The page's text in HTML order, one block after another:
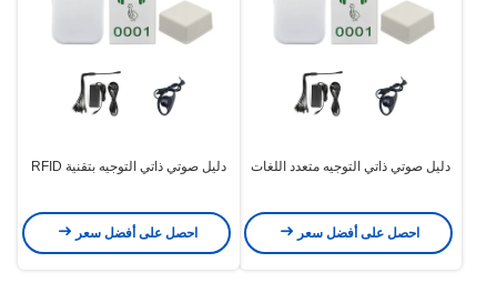
دليل صوتي ذاتي التوجيه متعدد اللغات
احصل على أفضل سعر
دليل صوتي ذاتي التوجيه بتقنية RFID
احصل على أفضل سعر